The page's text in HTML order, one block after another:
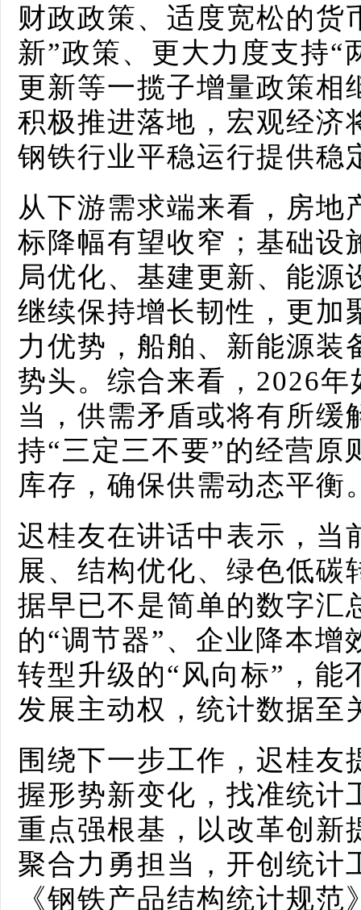
财政政策、适度宽松的货
新”政策、更大力度支持“
更新等一揽子增量政策相
积极推进落地，宏观经济
钢铁行业平稳运行提供稳
从下游需求端来看，房地
标降幅有望收窄；基础设
局优化、基建更新、能
继续保持增长韧性，更加
力优势，船舶、新能源装
势头。综合来看，2026
当，供需矛盾或将有所缓
持“三定三不要”的经营原
库存，确保供需动态平衡
迟桂友在讲话中表示，当
展、结构优化、绿色低碳
据早已不是简单的数字汇
的“调节器”、企业降本增
转型升级的“风向标”，能
发展主动权，统计数据至
围绕下一步工作，迟桂
握形势新变化，找准统计
重点强根基，以改革创新
聚合力勇担当，开创统计
《钢铁产品结构统计规